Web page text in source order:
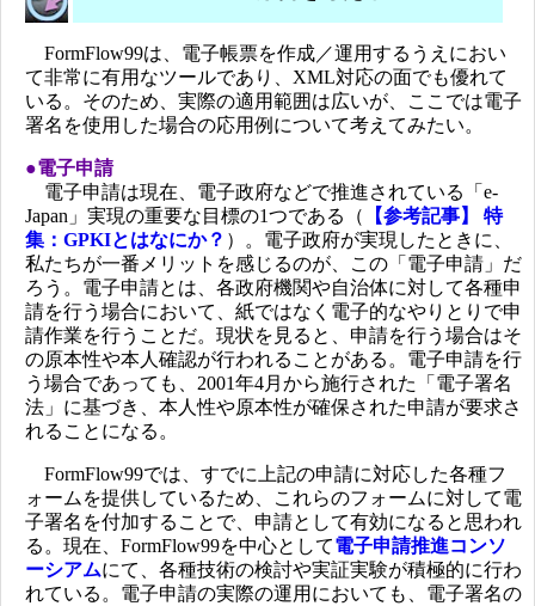
FormFlow99は、電子帳票を作成／運用するうえにおい
て非常に有用なツールであり、XML対応の面でも優れて
いる。そのため、実際の適用範囲は広いが、ここでは電子
署名を使用した場合の応用例について考えてみたい。
●電子申請
電子申請は現在、電子政府などで推進されている「e-
Japan」実現の重要な目標の1つである（
【参考記事】 特
集：GPKIとはなにか？ ）。電子政府が実現したときに、
私たちが一番メリットを感じるのが、この「電子申請」だ
ろう。電子申請とは、各政府機関や自治体に対して各種申
請を行う場合において、紙ではなく電子的なやりとりで申
請作業を行うことだ。現状を見ると、申請を行う場合はそ
の原本性や本人確認が行われることがある。電子申請を行
う場合であっても、2001年4月から施行された「電子署名
法」に基づき、本人性や原本性が確保された申請が要求さ
れることになる。
FormFlow99では、すでに上記の申請に対応した各種フ
ォームを提供しているため、これらのフォームに対して電
子署名を付加することで、申請として有効になると思われ
る。現在、FormFlow99を中心として電子申請推進コンソ
ーシアムにて、各種技術の検討や実証実験が積極的に行わ
れている。電子申請の実際の運用においても、電子署名の